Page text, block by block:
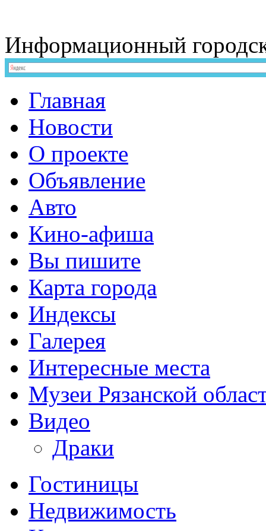
Информационный
Главная
Новости
О проекте
Объявление
Авто
Кино-афиша
Вы пишите
Карта города
Индексы
Галерея
Интересные места
Музеи Рязанской
Видео
Драки
Гостиницы
Недвижимость